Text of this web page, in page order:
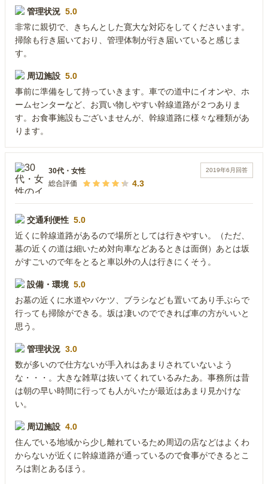
管理状況 5.0
非常に親切で、きちんとした寛大な対応をしてくださいます。
掃除も行き届いており、管理体制が行き届いていると感じま
す。
周辺施設 5.0
事前に準備をして持っていきます。車での道中にイオンや、ホ
ームセンターなど、お買い物しやすい幹線道路が２つありま
す。お食事施設もございませんが、幹線道路に様々な種類があ
ります。
2019年6月 回答
30代 ・ 女性
総合評価
4.3
交通利便性 5.0
近くに幹線道路があるので場所としては行きやすい。（ただ、
墓の近くの道は細いため対向車などあるときは面倒）あとは坂
がすごいので年をとると車以外の人は行きにくそう。
設備・環境 5.0
お墓の近くに水道やバケツ、ブラシなども置いてあり手ぶらで
行っても掃除ができる。坂は凄いのでできれば車の方がいいと
思う。
管理状況 3.0
数が多いので仕方ないが手入れはあまりされていないよう
な・・・。大きな雑草は抜いてくれているみたあ。事務所は昔
は朝の早い時間に行っても人がいたが最近はあまり見かけな
い。
周辺施設 4.0
住んでいる地域から少し離れているため周辺の店などはよくわ
からないが近くに幹線道路が通っているので食事ができるとこ
ろは割とあるほう。